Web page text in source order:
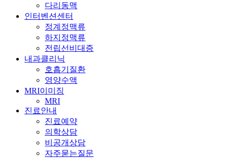
다리동맥
인터벤션센터
정계정맥류
하지정맥류
전립선비대증
내과클리닉
호흡기질환
영양수액
MRI이미징
MRI
진료안내
진료예약
의학상담
비공개상담
자주묻는질문